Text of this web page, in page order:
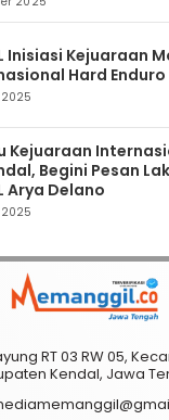
Inisiasi Kejuaraan
Hard
Kejuaraan
Begini Pesan
Arya Delano
RT 03 RW 05,
Kendal, Jawa